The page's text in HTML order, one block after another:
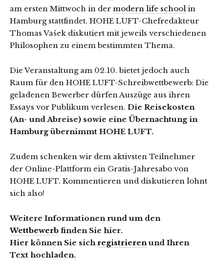
am ersten Mittwoch in der modern life school in
Hamburg stattfindet. HOHE LUFT-Chefredakteur
Thomas Vašek diskutiert mit jeweils verschiedenen
Philosophen zu einem bestimmten Thema.
Die Veranstaltung am 02.10. bietet jedoch auch
Raum für den HOHE LUFT-Schreibwettbewerb: Die
geladenen Bewerber dürfen Auszüge aus ihren
Essays vor Publikum verlesen. Die Reisekosten
(An- und Abreise) sowie eine Übernachtung in
Hamburg übernimmt HOHE LUFT.
Zudem schenken wir dem aktivsten Teilnehmer
der Online-Plattform ein Gratis-Jahresabo von
HOHE LUFT. Kommentieren und diskutieren lohnt
sich also!
Weitere Informationen rund um den
Wettbewerb finden Sie hier.
Hier können Sie sichregistrierenund Ihren
Text hochladen.